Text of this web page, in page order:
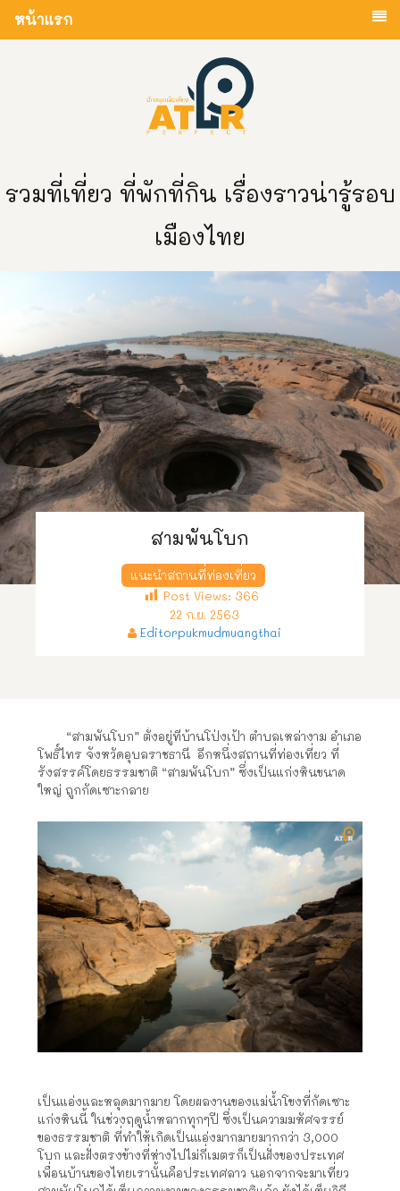
หน้าแรก
รวมที่เที่ยว ที่พักที่กิน เรื่องราวน่ารู้รอบ
เมืองไทย
สามพันโบก
แนะนำสถานที่ท่องเที่ยว
Post Views: 366
22 ก.ย. 2563
Editorpukmudmuangthai
“สามพันโบก” ตั้งอยู่ที่บ้านโป่งเป้า ตำบลเหล่างาม อำเภอ
โพธิ์ไทร จังหวัดอุบลราชธานี อีกหนึ่งสถานที่ท่องเที่ยว ที่
รังสรรค์โดยธรรมชาติ “สามพันโบก” ซึ่งเป็นแก่งหินขนาด
ใหญ่ ถูกกัดเซาะกลาย
เป็นแอ่งและหลุดมากมาย โดยผลงานของแม่น้ำโขงที่กัดเซาะ
แก่งหินนี้ ในช่วงฤดูน้ำหลากทุกๆปี ซึ่งเป็นความมหัศจรรย์
ของธรรมชาติ ที่ทำให้เกิดเป็นแอ่งมากมายมากกว่า 3,000
โบก และฝั่งตรงข้างที่ห่างไปไม่กี่เมตรก็เป็นฝั่งของประเทศ
เพื่อนบ้านของไทยเรานั้นคือประเทศลาว นอกจากจะมาเที่ยว